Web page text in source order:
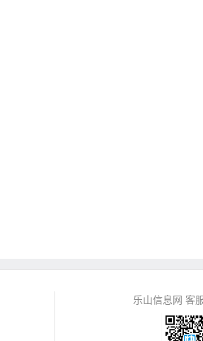
乐山信息网 客